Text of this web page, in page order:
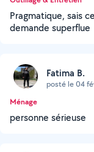
Pragmatique, sais
demande superflue
Fatima B.
posté le 04
Ménage
personne sérieuse